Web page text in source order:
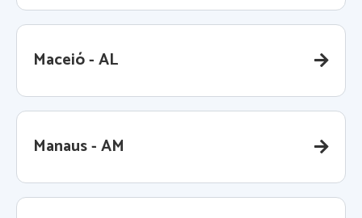
Maceió - AL
Manaus - AM